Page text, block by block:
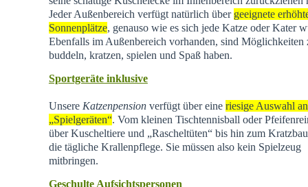
Jeder Außenbereich verfügt natürlich über geeignete
Sonnenplätze, genauso wie es sich jede Katze oder Kater
Ebenfalls im Außenbereich vorhanden, sind Möglichkeiten
buddeln, kratzen, spielen und Spaß haben.
Sportgeräte inklusive
Unsere Katzenpensionverfügt über eine riesige Auswahl an
„Spielgeräten“. Vom kleinen Tischtennisball oder
über Kuscheltiere und „Rascheltüten“ bis hin zum
die tägliche Krallenpflege. Sie müssen also kein Spielzeug
mitbringen.
Geschulte Aufsichtspersonen